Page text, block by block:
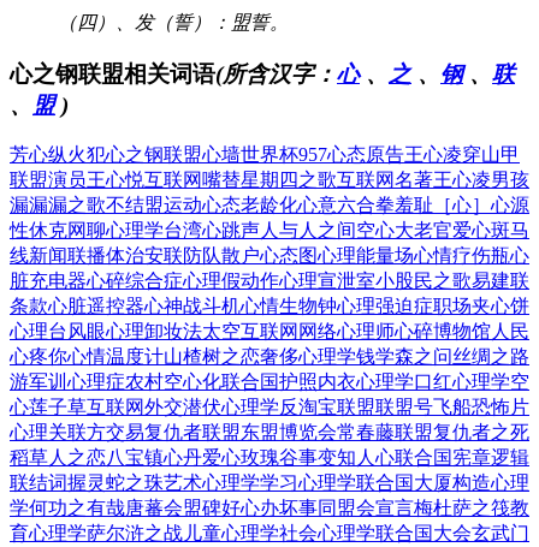
（四）、发（誓）：盟誓。
心之钢联盟相关词语(所含汉字： 心、 之、 钢、 联
、
盟)
芳心纵火犯心之钢联盟心墙世界杯957心态原告王心凌穿山甲
联盟演员王心悦互联网嘴替星期四之歌互联网名著王心凌男孩
漏漏漏之歌不结盟运动心态老龄化心意六合拳羞耻［心］ 心源
性休克网聊心理学台湾心跳声人与人之间空心大老官爱心斑马
线新闻联播体治安联防队散户心态图心理能量场心情疗伤瓶心
脏充电器心碎综合症心理假动作心理宣泄室小股民之歌易建联
条款心脏遥控器心神战斗机心情生物钟心理强迫症职场夹心饼
心理台风眼心理卸妆法太空互联网 网络心理师心碎博物馆人民
心疼你心情温度计山楂树之恋奢侈心理学钱学森之问丝绸之路
游军训心理症农村空心化联合国护照内衣心理学口红心理学空
心莲子草互联网外交潜伏心理学反淘宝联盟联盟号飞船恐怖片
心理关联方交易复仇者联盟东盟博览会常春藤联盟复仇者之死
稻草人之恋八宝镇心丹爱心玫瑰谷事变知人心联合国宪章逻辑
联结词握灵蛇之珠艺术心理学学习心理学联合国大厦构造心理
学何功之有哉唐蕃会盟碑好心办坏事同盟会宣言梅杜萨之筏教
育心理学萨尔浒之战 儿童心理学社会心理学联合国大会玄武门